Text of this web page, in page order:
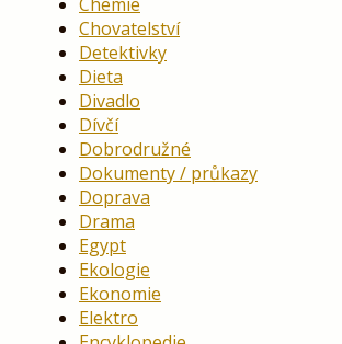
Chovatelství
Detektivky
Dieta
Divadlo
Dívčí
Dobrodružné
Dokumenty / průkazy
Doprava
Drama
Egypt
Ekologie
Ekonomie
Elektro